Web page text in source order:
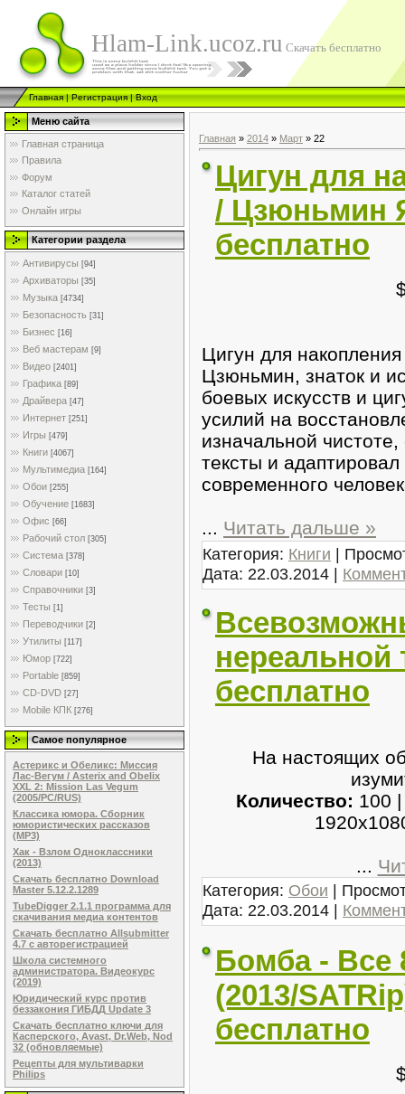
Hlam-Link.ucoz.ru Скачать бесплатно
Главная|Регистрация|Вход
Меню сайта
Главная страница
Правила
Форум
Каталог статей
Онлайн игры
Категории раздела
Антивирусы [94]
Архиваторы [35]
Музыка [4734]
Безопасность [31]
Бизнес [16]
Веб мастерам [9]
Видео [2401]
Графика [89]
Драйвера [47]
Интернет [251]
Игры [479]
Книги [4067]
Мультимедиа [164]
Обои [255]
Обучение [1683]
Офис [66]
Рабочий стол [305]
Система [378]
Словари [10]
Справочники [3]
Тесты [1]
Переводчики [2]
Утилиты [117]
Юмор [722]
Portable [859]
CD-DVD [27]
Mobile КПК [276]
Самое популярное
Астерикс и Обеликс: Миссия
Лас-Вегум / Asterix and Obelix
XXL 2: Mission Las Vegum
(2005/PC/RUS)
Классика юмора. Сборник
юмористических рассказов
(MP3)
Хак - Взлом Одноклассники
(2013)
Скачать бесплатно Download
Master 5.12.2.1289
TubeDigger 2.1.1 программа для
скачивания медиа контентов
Скачать бесплатно Allsubmitter
4.7 с авторегистрацией
Школа системного
администратора. Видеокурс
(2019)
Юридический курс против
беззакония ГИБДД Update 3
Скачать бесплатно ключи для
Касперского, Avast, Dr.Web, Nod
32 (обновляемые)
Рецепты для мультиварки
Philips
Главная » 2014 » Март » 22
Цигун для
/ Цзюньмин
бесплатно
Цигун для
Цзюньмин, знаток и
боевых искусств и
усилий на
изначальной
тексты и
современного
... Читать дальше »
Категория: Книги |
Дата: 22.03.2014 |
нереальной
бесплатно
На настоящих
Количество: 100
...
Категория: Обои |
Дата: 22.03.2014 |
Бомба - Все
(2013/
бесплатно